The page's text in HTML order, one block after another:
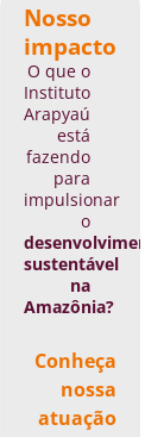
Nosso
impacto
O que o
Instituto
Arapyaú
está
fazendo
para
impulsionar
o
sustentável
na
Amazônia?
Conheça
nossa
atuação